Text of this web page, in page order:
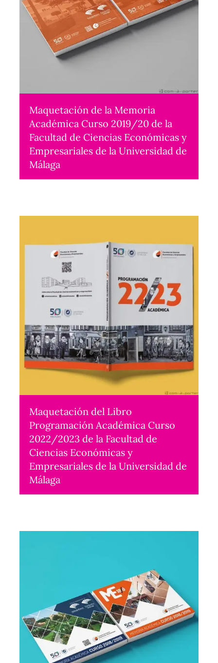
Maquetación de la Memoria
Académica Curso 2019/20 de la
Facultad de Ciencias Económicas y
Empresariales de la Universidad de
Málaga
Maquetación del Libro
Programación Académica Curso
2022/2023 de la Facultad de
Ciencias Económicas y
Empresariales de la Universidad de
Málaga